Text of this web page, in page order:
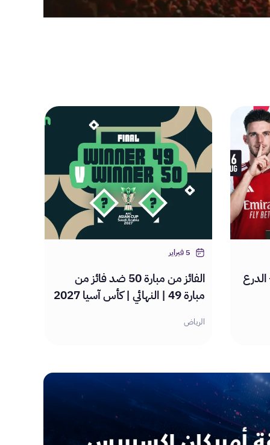
5 فبراير
الفائز من مبارة 50 ضد فائز من
مبارة 49 | النهائي | كأس آسيا 2027
الرياض